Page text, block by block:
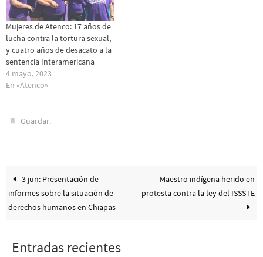
Mujeres de Atenco: 17 años de
lucha contra la tortura sexual,
y cuatro años de desacato a la
sentencia Interamericana
4 mayo, 2023
En «Atenco»
Guardar.
3 jun: Presentación de
informes sobre la situación de
derechos humanos en Chiapas
Maestro indígena herido en
protesta contra la ley del ISSSTE
Entradas recientes